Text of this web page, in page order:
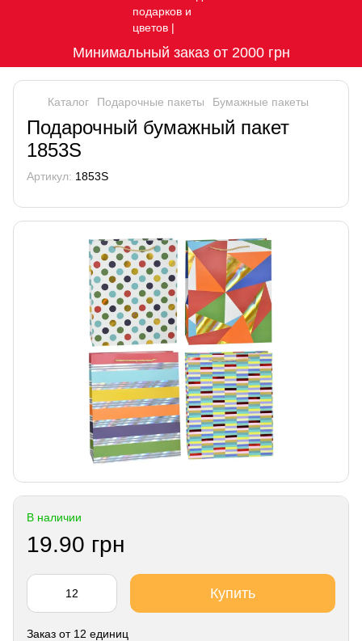
Минимальный заказ от 2000 грн
Каталог Подарочные пакеты Бумажные пакеты
Подарочный бумажный пакет
1853S
Артикул: 1853S
В наличии
19.90 грн
Купить
Заказ от 12 единиц